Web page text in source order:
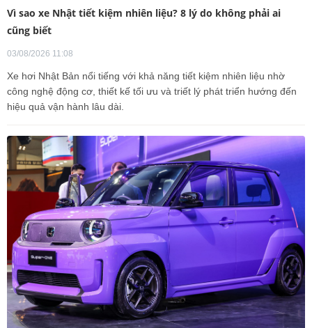
Vì sao xe Nhật tiết kiệm nhiên liệu? 8 lý do không phải ai
cũng biết
03/08/2026 11:08
Xe hơi Nhật Bản nổi tiếng với khả năng tiết kiệm nhiên liệu nhờ
công nghệ động cơ, thiết kế tối ưu và triết lý phát triển hướng đến
hiệu quả vận hành lâu dài.